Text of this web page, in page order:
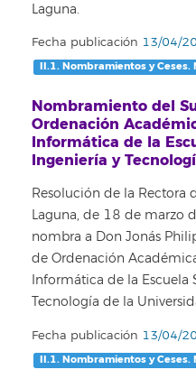
Laguna.
Fecha publicación 13/04/
II.1. Nombramientos y
Nombramiento del
Ordenación
Informática de la
Ingeniería y
Resolución de la Rectora
Laguna, de 18 de marzo
nombra a Don Jonás
de Ordenación
Informática de la
Tecnología de la
Fecha publicación 13/04/
II.1. Nombramientos y